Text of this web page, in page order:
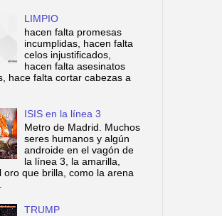
LIMPIO
hacen falta promesas
incumplidas, hacen falta
celos injustificados,
hacen falta asesinatos
hace falta cortar cabezas a
ISIS en la línea 3
Metro de Madrid. Muchos
seres humanos y algún
androide en el vagón de
la línea 3, la amarilla,
oro que brilla, como la arena
TRUMP